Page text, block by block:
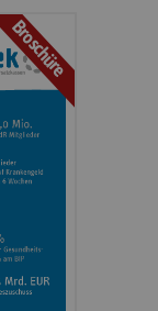
Broschüre